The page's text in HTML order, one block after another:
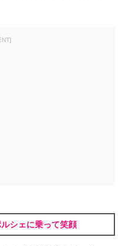
シェに乗って笑顔